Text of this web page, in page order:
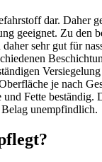
dar. Daher
geeignet. Zu den
sehr gut für
je nach
Fette beständig.
unempfindlich.